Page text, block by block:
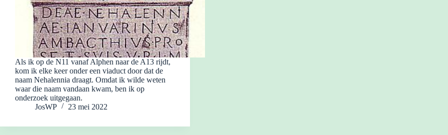
Als ik op de N11 vanaf Alphen naar de A13 rijdt,
kom ik elke keer onder een viaduct door dat de
naam Nehalennia draagt. Omdat ik wilde weten
waar die naam vandaan kwam, ben ik op
onderzoek uitgegaan.
JosWP
23 mei 2022